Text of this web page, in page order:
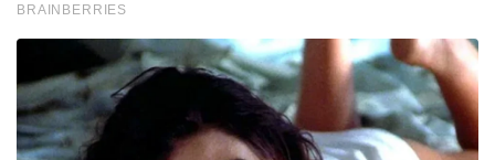
BRAINBERRIES